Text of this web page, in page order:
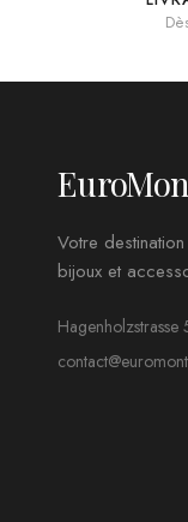
Votre
bijoux et